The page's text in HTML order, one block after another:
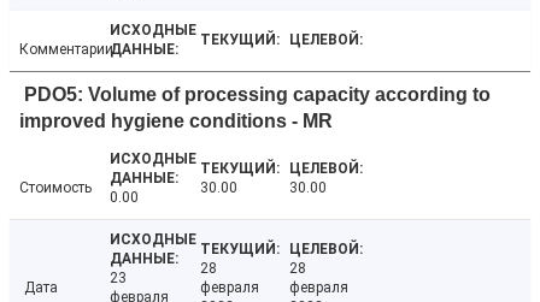
Комментарии
PDO5: Volume of processing capacity according to
improved hygiene conditions - MR
Стоимость
0.00
30.00 30.00
Дата
23
февраля
28
февраля
28
февраля